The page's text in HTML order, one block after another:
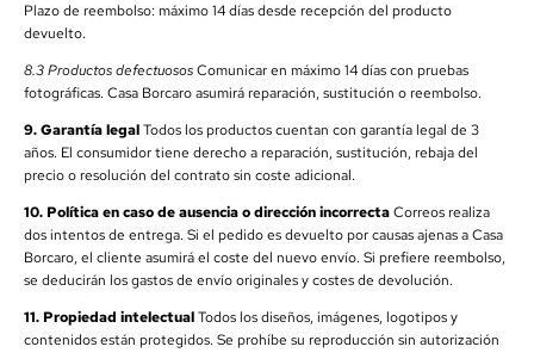
Plazo de reembolso: máximo 14 días desde recepción del producto
devuelto.
8.3 Productos defectuososComunicar en máximo 14 días con pruebas
fotográficas. Casa Borcaro asumirá reparación, sustitución o reembolso.
9. Garantía legalTodos los productos cuentan con garantía legal de 3
años. El consumidor tiene derecho a reparación, sustitución, rebaja del
precio o resolución del contrato sin coste adicional.
10. Política en caso de ausencia o dirección incorrectaCorreos realiza
dos intentos de entrega. Si el pedido es devuelto por causas ajenas a Casa
Borcaro, el cliente asumirá el coste del nuevo envío. Si prefiere reembolso,
se deducirán los gastos de envío originales y costes de devolución.
11. Propiedad intelectualTodos los diseños, imágenes, logotipos y
contenidos están protegidos. Se prohíbe su reproducción sin autorización